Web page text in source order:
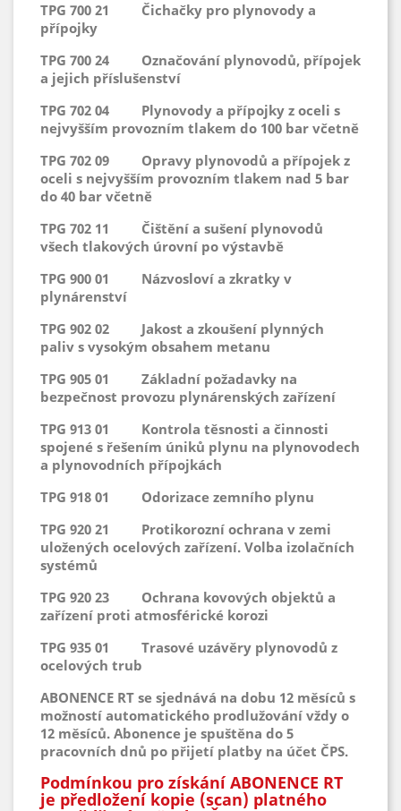
TPG 700 21 Čichačky pro plynovody a
přípojky
TPG 700 24 Označování plynovodů, přípojek
a jejich příslušenství
TPG 702 04 Plynovody a přípojky z oceli s
nejvyšším provozním tlakem do 100 bar včetně
TPG 702 09 Opravy plynovodů a přípojek z
oceli s nejvyšším provozním tlakem nad 5 bar
do 40 bar včetně
TPG 702 11 Čištění a sušení plynovodů
všech tlakových úrovní po výstavbě
TPG 900 01 Názvosloví a zkratky v
plynárenství
TPG 902 02 Jakost a zkoušení plynných
paliv s vysokým obsahem metanu
TPG 905 01 Základní požadavky na
bezpečnost provozu plynárenských zařízení
TPG 913 01 Kontrola těsnosti a činnosti
spojené s řešením úniků plynu na plynovodech
a plynovodních přípojkách
TPG 918 01 Odorizace zemního plynu
TPG 920 21 Protikorozní ochrana v zemi
uložených ocelových zařízení. Volba izolačních
systémů
TPG 920 23 Ochrana kovových objektů a
zařízení proti atmosférické korozi
TPG 935 01 Trasové uzávěry plynovodů z
ocelových trub
ABONENCE RT se sjednává na dobu 12 měsíců s
možností automatického prodlužování vždy o
12 měsíců. Abonence je spuštěna do 5
pracovních dnů po přijetí platby na účet ČPS.
Podmínkou pro získání ABONENCE RT
je předložení kopie (scan) platného